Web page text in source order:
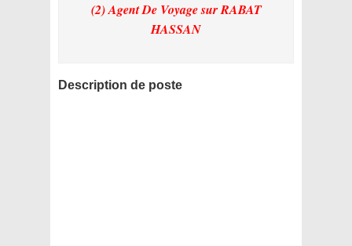
(2) Agent De Voyagesur RABAT
HASSAN
Description de poste